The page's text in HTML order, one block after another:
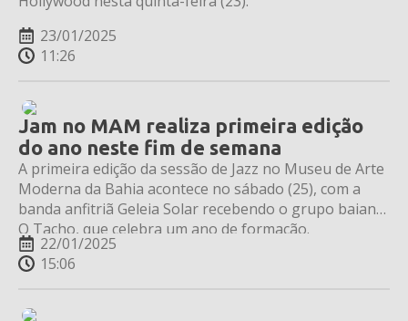
23/01/2025
11:26
Jam no MAM realiza primeira edição
do ano neste fim de semana
A primeira edição da sessão de Jazz no Museu de Arte
Moderna da Bahia acontece no sábado (25), com a
banda anfitriã Geleia Solar recebendo o grupo baiano
O Tacho, que celebra um ano de formação.
22/01/2025
15:06